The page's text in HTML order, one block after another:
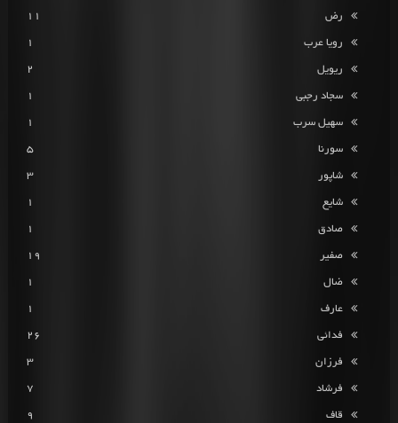
رض 11
رویا عرب 1
ریویل 2
سجاد رجبی 1
سهیل سرب 1
سورنا 5
شاپور 3
شایع 1
صادق 1
صفیر 19
ضال 1
عارف 1
فدائی 26
فرزان 3
فرشاد 7
قاف 9